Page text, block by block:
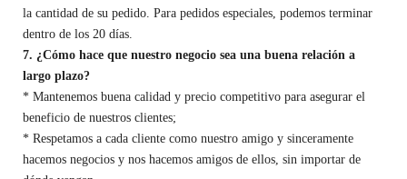
la cantidad de su pedido. Para pedidos especiales, podemos terminar
dentro de los 20 días.
7. ¿Cómo hace que nuestro negocio sea una buena relación a
largo plazo?
* Mantenemos buena calidad y precio competitivo para asegurar el
beneficio de nuestros clientes;
* Respetamos a cada cliente como nuestro amigo y sinceramente
hacemos negocios y nos hacemos amigos de ellos, sin importar de